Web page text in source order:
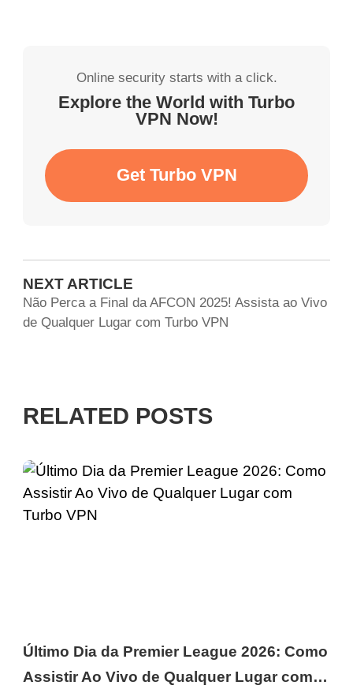
Online security starts with a click.
Explore the World with Turbo
VPN Now!
Get Turbo VPN
NEXT ARTICLE
Não Perca a Final da AFCON 2025! Assista ao Vivo
de Qualquer Lugar com Turbo VPN
RELATED POSTS
Último Dia da Premier League 2026: Como
Assistir Ao Vivo de Qualquer Lugar com